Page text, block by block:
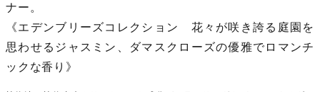
ナー。
《エデンブリーズコレクション 花々が咲き誇る庭園を
思わせるジャスミン、ダマスクローズの優雅でロマンチ
ックな香り》